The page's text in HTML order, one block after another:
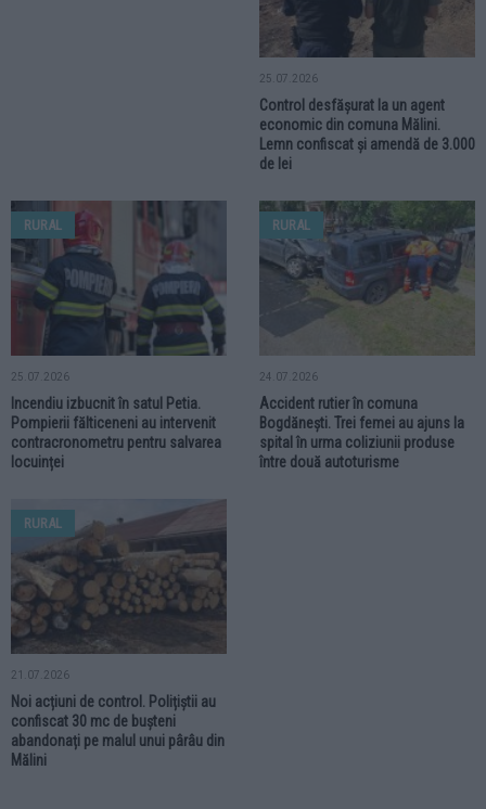
25.07.2026
Control desfășurat la un agent
economic din comuna Mălini.
Lemn confiscat și amendă de 3.000
de lei
RURAL
25.07.2026
Incendiu izbucnit în satul Petia.
Pompierii fălticeneni au intervenit
contracronometru pentru salvarea
locuinței
RURAL
24.07.2026
Accident rutier în comuna
Bogdănești. Trei femei au ajuns la
spital în urma coliziunii produse
între două autoturisme
RURAL
21.07.2026
Noi acțiuni de control. Polițiștii au
confiscat 30 mc de bușteni
abandonați pe malul unui pârâu din
Mălini